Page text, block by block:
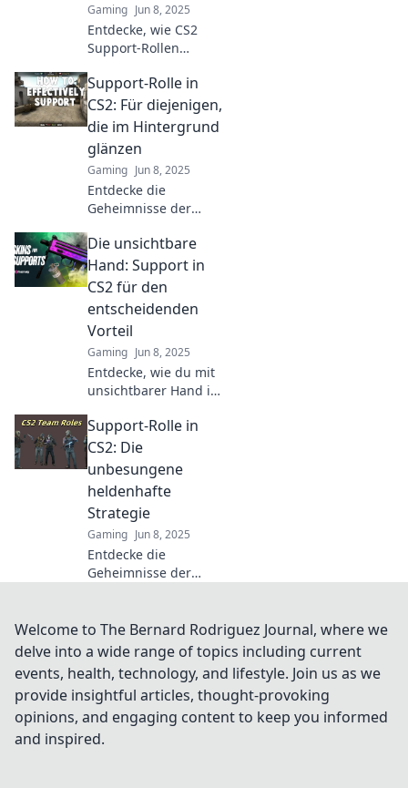
Gaming Jun 8, 2025
Entdecke, wie CS2
Support-Rollen
Höchstleistungen
verhelfen! Lerne die
Geheimnisse
erfolgreicher
Zusammenarbeit
kennen.
Support-Rolle in
CS2: Für diejenigen,
die im Hintergrund
glänzen
Gaming Jun 8, 2025
Entdecke die
Geheimnisse der
und lerne, wie du im
Hintergrund glänzen
kannst! Werde zum
Spielmacher deines
Teams!
Die unsichtbare
Hand: Support in
CS2 für den
entscheidenden
Vorteil
Gaming Jun 8, 2025
Entdecke, wie du mit
unsichtbarer Hand in
Vorteile erzielst und
dein Spiel auf das
nächste Level hebst!
Support-Rolle in
CS2: Die
unbesungene
heldenhafte
Strategie
Gaming Jun 8, 2025
Entdecke die
Geheimnisse der
Spielgeschehen
revolutioniert! Werde
zum unsichtbaren
Helden!
Welcome to The Bernard Rodriguez Journal, where we
delve into a wide range of topics including current
events, health, technology, and lifestyle. Join us as we
provide insightful articles, thought-provoking
opinions, and engaging content to keep you informed
and inspired.